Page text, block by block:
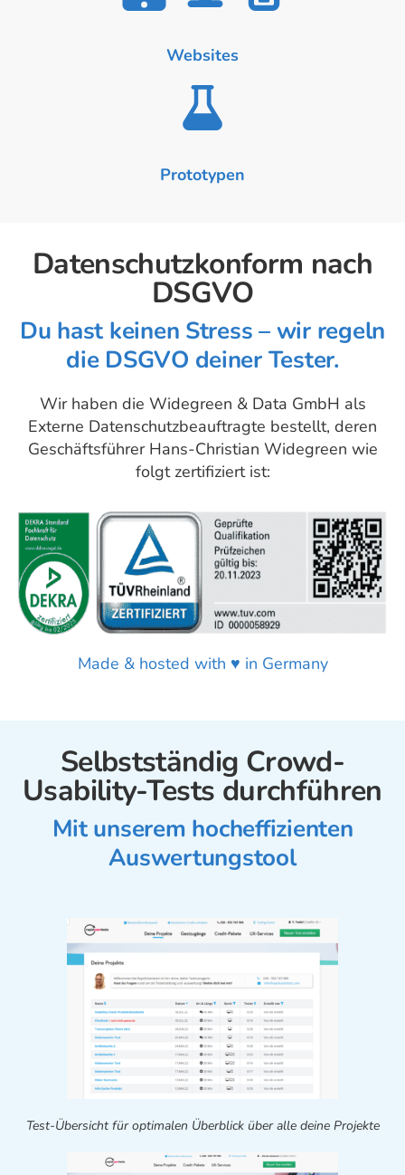
Websites
Prototypen
Datenschutzkonform nach
DSGVO
Du hast keinen Stress – wir regeln
die DSGVO deiner Tester.
Wir haben die Widegreen & Data GmbH als
Externe Datenschutzbeauftragte bestellt, deren
Geschäftsführer Hans-Christian Widegreen wie
folgt zertifiziert ist:
Made & hosted with ♥ in Germany
Selbstständig Crowd-
Usability-Tests durchführen
Mit unserem hocheffizienten
Auswertungstool
Test-Übersicht für optimalen Überblick über alle deine Projekte